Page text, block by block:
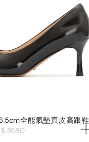
全能氣墊真皮高跟鞋
3580